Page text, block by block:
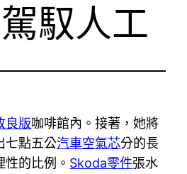
馭人工
良版咖啡館內。接著，她將
七點五公汽車空氣芯分的長
性的比例。 Skoda零件張水